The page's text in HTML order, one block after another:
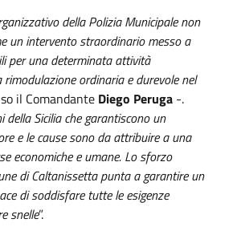
della Polizia Municipale non
un intervento straordinario messo a
per una determinata attività
rimodulazione ordinaria e durevole nel
il Comandante Diego Peruga -.
della Sicilia che garantiscono un
e le cause sono da attribuire a una
economiche e umane. Lo sforzo
di Caltanissetta punta a garantire un
di soddisfare tutte le esigenze
snelle”.